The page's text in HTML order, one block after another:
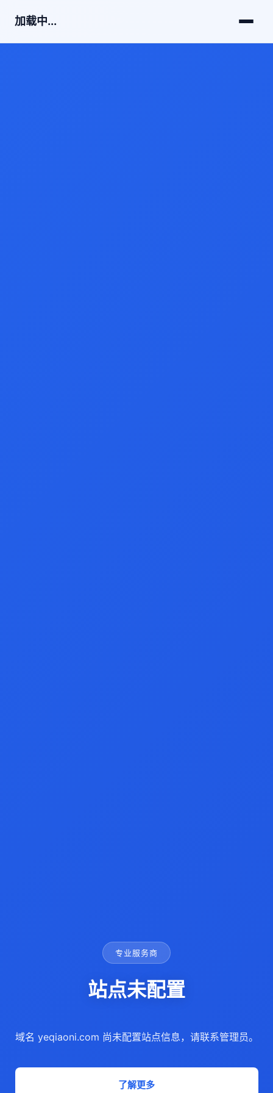
加载中...
专业服务商
站点未配置
域名 yeqiaoni.com 尚未配置站点信息，请联系管理员。
了解更多